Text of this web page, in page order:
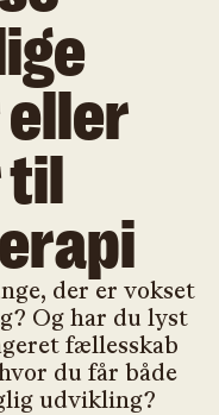
til
der er vokset
Og har du lyst
fællesskab
du får både
udvikling?